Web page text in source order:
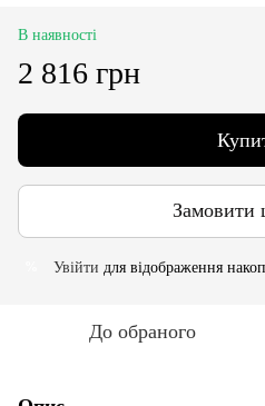
В наявності
2 816 грн
Замовити
Увійти для відображення
До обраного